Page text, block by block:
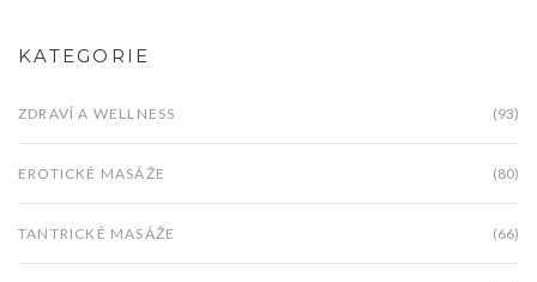
KATEGORIE
ZDRAVÍ A WELLNESS (93)
EROTICKÉ MASÁŽE (80)
TANTRICKÉ MASÁŽE (66)